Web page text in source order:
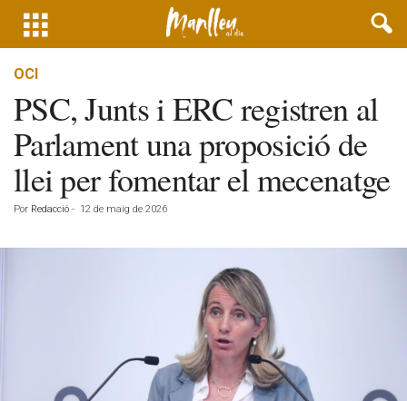
OCI
PSC, Junts i ERC registren al
Parlament una proposició de
llei per fomentar el mecenatge
Por Redacció - 12 de maig de 2026